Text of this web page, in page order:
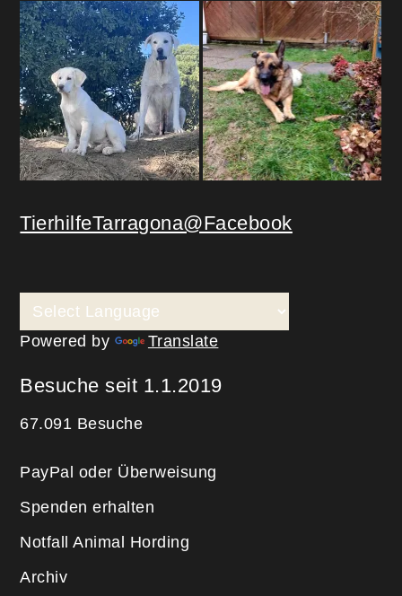
TierhilfeTarragona@Facebook
Powered by Translate
Besuche seit 1.1.2019
67.091 Besuche
PayPal oder Überweisung
Spenden erhalten
Notfall Animal Hording
Archiv